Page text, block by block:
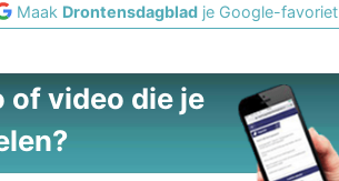
Maak Drontensdagblad je Google-favoriet
of video die je